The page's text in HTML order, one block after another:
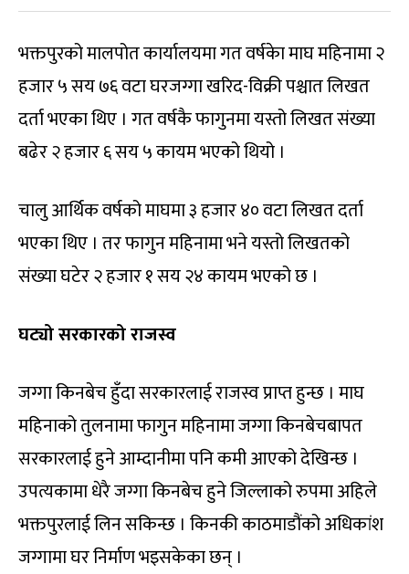
भक्तपुरको मालपोत कार्यालयमा गत वर्षकेा माघ महिनामा २
हजार ५ सय ७६ वटा घरजग्गा खरिद-विक्री पश्चात लिखत
दर्ता भएका थिए । गत वर्षकै फागुनमा यस्तो लिखत संख्या
बढेर २ हजार ६ सय ५ कायम भएको थियो ।
चालु आर्थिक वर्षको माघमा ३ हजार ४० वटा लिखत दर्ता
भएका थिए । तर फागुन महिनामा भने यस्तो लिखतको
संख्या घटेर २ हजार १ सय २४ कायम भएको छ ।
घट्यो सरकारको राजस्व
जग्गा किनबेच हुँदा सरकारलाई राजस्व प्राप्त हुन्छ । माघ
महिनाको तुलनामा फागुन महिनामा जग्गा किनबेचबापत
सरकारलाई हुने आम्दानीमा पनि कमी आएको देखिन्छ ।
उपत्यकामा धेरै जग्गा किनबेच हुने जिल्लाको रुपमा अहिले
भक्तपुरलाई लिन सकिन्छ । किनकी काठमाडौंको अधिकांश
जग्गामा घर निर्माण भइसकेका छन् ।